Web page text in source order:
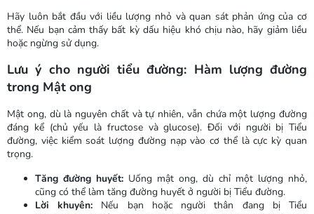
Hãy luôn bắt đầu với liều lượng nhỏ và quan sát phản ứng của cơ
thể. Nếu bạn cảm thấy bất kỳ dấu hiệu khó chịu nào, hãy giảm liều
hoặc ngừng sử dụng.
Lưu ý cho người tiểu đường: Hàm lượng đường
trong Mật ong
Mật ong, dù là nguyên chất và tự nhiên, vẫn chứa một lượng đường
đáng kể (chủ yếu là fructose và glucose). Đối với người bị Tiểu
đường, việc kiểm soát lượng đường nạp vào cơ thể là cực kỳ quan
trọng.
Tăng đường huyết: Uống mật ong, dù chỉ một lượng nhỏ,
cũng có thể làm tăng đường huyết ở người bị Tiểu đường.
Lời khuyên: Nếu bạn hoặc người thân đang bị Tiểu